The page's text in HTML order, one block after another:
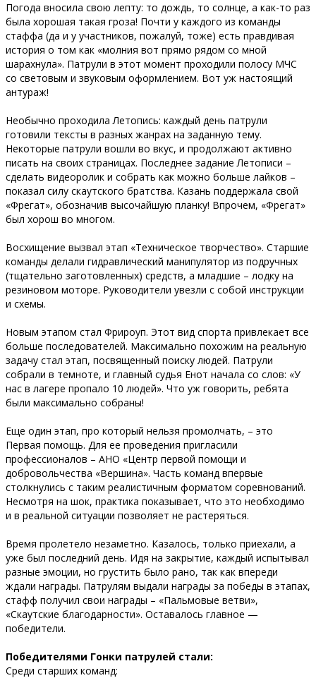
Погода вносила свою лепту: то дождь, то солнце, а как-то раз
была хорошая такая гроза! Почти у каждого из команды
стаффа (да и у участников, пожалуй, тоже) есть правдивая
история о том как «молния вот прямо рядом со мной
шарахнула». Патрули в этот момент проходили полосу МЧС
со световым и звуковым оформлением. Вот уж настоящий
антураж!
Необычно проходила Летопись: каждый день патрули
готовили тексты в разных жанрах на заданную тему.
Некоторые патрули вошли во вкус, и продолжают активно
писать на своих страницах. Последнее задание Летописи –
сделать видеоролик и собрать как можно больше лайков –
показал силу скаутского братства. Казань поддержала свой
«Фрегат», обозначив высочайшую планку! Впрочем, «Фрегат»
был хорош во многом.
Восхищение вызвал этап «Техническое творчество». Старшие
команды делали гидравлический манипулятор из подручных
(тщательно заготовленных) средств, а младшие – лодку на
резиновом моторе. Руководители увезли с собой инструкции
и схемы.
Новым этапом стал Фрироуп. Этот вид спорта привлекает все
больше последователей. Максимально похожим на реальную
задачу стал этап, посвященный поиску людей. Патрули
собрали в темноте, и главный судья Енот начала со слов: «У
нас в лагере пропало 10 людей». Что уж говорить, ребята
были максимально собраны!
Еще один этап, про который нельзя промолчать, – это
Первая помощь. Для ее проведения пригласили
профессионалов – АНО «Центр первой помощи и
добровольчества «Вершина». Часть команд впервые
столкнулись с таким реалистичным форматом соревнований.
Несмотря на шок, практика показывает, что это необходимо
и в реальной ситуации позволяет не растеряться.
Время пролетело незаметно. Казалось, только приехали, а
уже был последний день. Идя на закрытие, каждый испытывал
разные эмоции, но грустить было рано, так как впереди
ждали награды. Патрулям выдали награды за победы в этапах,
стафф получил свои награды – «Пальмовые ветви»,
«Скаутские благодарности». Оставалось главное —
победители.
Победителями Гонки патрулей стали:
Среди старших команд: